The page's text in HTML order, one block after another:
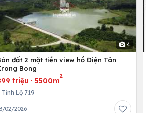
4
đất 2 mặt tiền view hồ Điện Tân
Bong
triệu ·5500m
2
Tỉnh Lộ 719
02/2026